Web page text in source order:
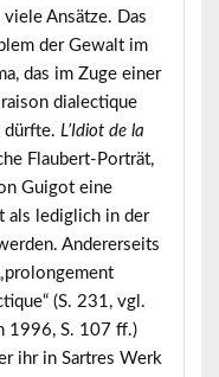
Ansätze. Das
der Gewalt im
das im Zuge einer
dialectique
dürfte. L’Idiot de la
Flaubert-Porträt,
Guigot eine
als lediglich in der
Andererseits
(S. 231, vgl.
1996, S. 107 ff.)
ihr in Sartres Werk